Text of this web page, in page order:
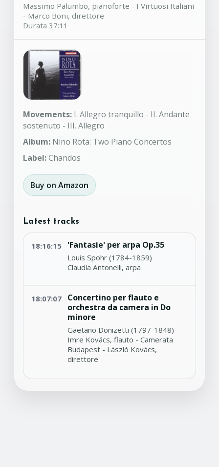
Massimo Palumbo, pianoforte - I Virtuosi Italiani
- Marco Boni, direttore
Durata 37:11
Movements: I. Allegro tranquillo - II. Andante
sostenuto - III. Allegro
Album: Nino Rota: Two Piano Concertos
Label:Chandos
Buy on Amazon
Latest tracks
18:16:15 'Fantasie' per arpa Op.35
Louis Spohr (1784-1859)
Claudia Antonelli, arpa
18:07:07
Concertino per flauto e
orchestra da camera in Do
minore
Gaetano Donizetti (1797-1848)
Imre Kovács, flauto - Camerata
Budapest - László Kovács,
direttore
Op.55